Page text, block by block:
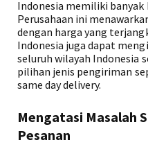
Indonesia memiliki banyak
Perusahaan ini
dengan harga yang
Indonesia juga dapat
seluruh wilayah Indonesia
pilihan jenis pengiriman
same day delivery.
Mengatasi Masalah
Pesanan